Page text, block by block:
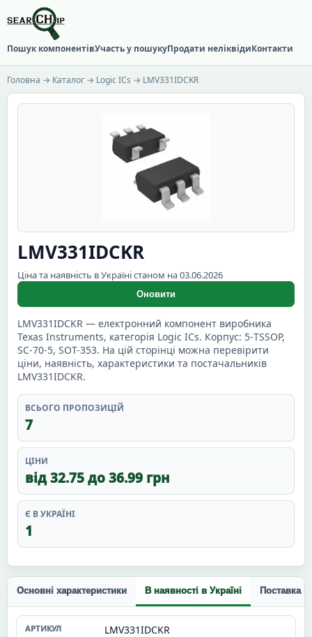
Пошук компонентівУчасть у пошукуПродати неліквідиКонтакти
Головна → Каталог → Logic ICs → LMV331IDCKR
LMV331IDCKR
Ціна та наявність в Україні станом на 03.06.2026
Оновити
LMV331IDCKR — електронний компонент виробника
Texas Instruments, категорія Logic ICs. Корпус: 5-TSSOP,
SC-70-5, SOT-353. На цій сторінці можна перевірити
ціни, наявність, характеристики та постачальників
LMV331IDCKR.
ВСЬОГО ПРОПОЗИЦІЙ
7
ЦІНИ
від 32.75 до 36.99 грн
Є В УКРАЇНІ
1
Основні характеристики В наявності в Україні Поставка
LMV331IDCKR